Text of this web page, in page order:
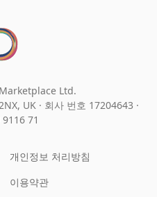
Ltd.
UK · 회사 번호 17204643 ·
9116 71
개인정보 처리방침
이용약관